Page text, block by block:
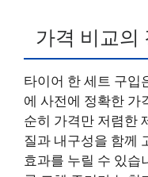
가격 비교의
타이어 한 세트 구입
에 사전에 정확한 가
순히 가격만 저렴한
질과 내구성을 함께
효과를 누릴 수 있습